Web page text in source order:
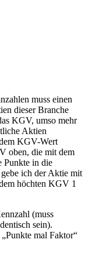
muss einen
dieser Branche
KGV, umso mehr
Aktien
KGV-Wert
oben, die mit dem
Punkte in die
ich der Aktie mit
höchten KGV 1
(muss
sein).
mal Faktor“